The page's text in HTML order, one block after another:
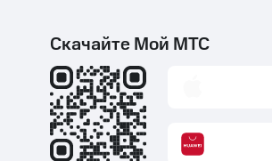
Скачайте Мой МТС